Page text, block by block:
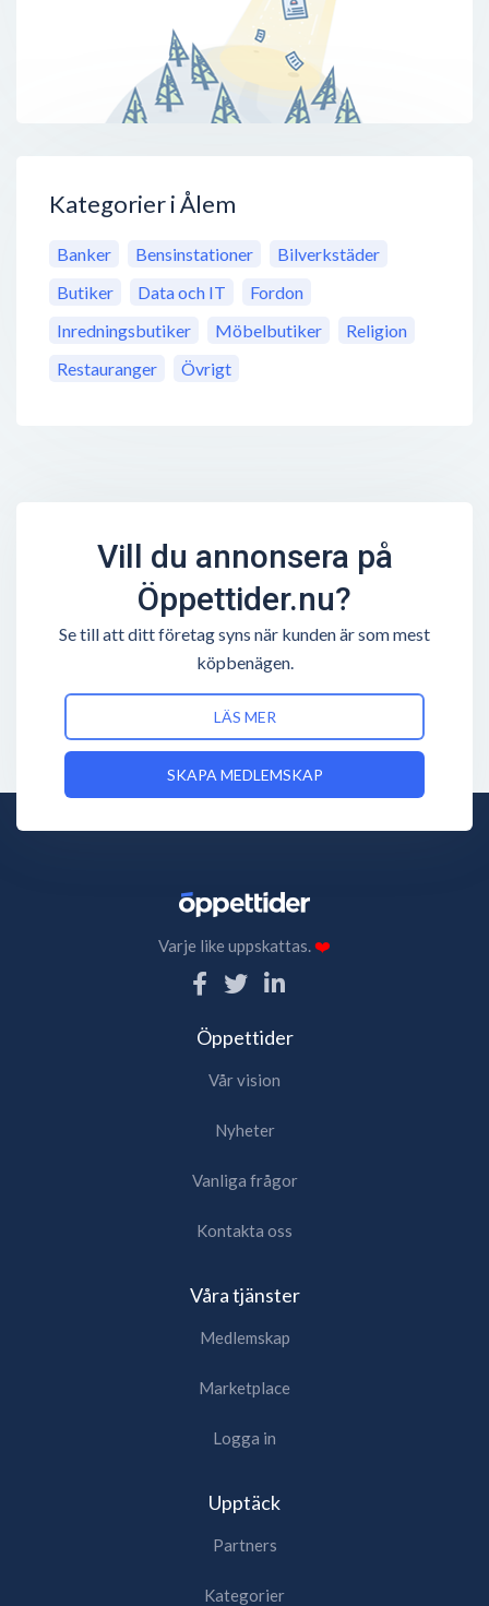
Kategorier i Ålem
Banker Bensinstationer
Bilverkstäder
Butiker
Data och IT
Fordon
Inredningsbutiker
Möbelbutiker
Religion
Restauranger
Övrigt
Vill du annonsera på
Öppettider.nu?
Se till att ditt företag syns när kunden är som mest
köpbenägen.
LÄS MER
SKAPA MEDLEMSKAP
Varje like uppskattas.❤️
Öppettider
Vår vision
Nyheter
Vanliga frågor
Kontakta oss
Våra tjänster
Medlemskap
Marketplace
Logga in
Upptäck
Partners
Kategorier